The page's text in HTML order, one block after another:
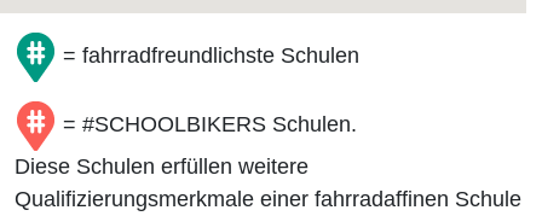
= fahrradfreundlichste Schulen
= #SCHOOLBIKERS Schulen.
Diese Schulen erfüllen weitere
Qualifizierungsmerkmale einer fahrradaffinen Schule